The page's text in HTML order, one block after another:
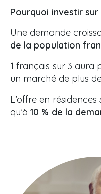
Pourquoi investir
Une demande
de la population
1 français sur 3 aura
un marché de plus
L’offre en
qu’à 10 % de la